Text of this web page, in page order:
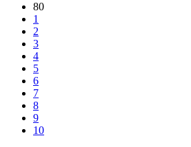
80
1
2
3
4
5
6
7
8
9
10